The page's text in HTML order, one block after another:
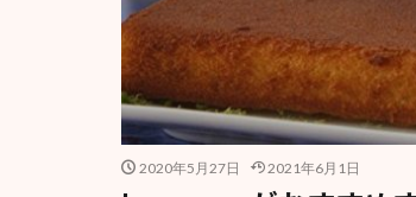
2020年5月27日 2021年6月1日